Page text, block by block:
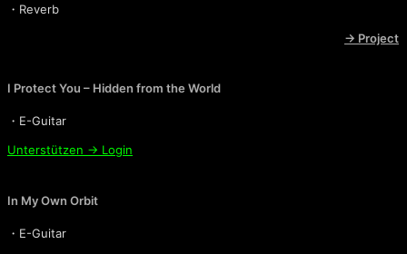
・Reverb
→ Project
I Protect You – Hidden from the World
・E-Guitar
Unterstützen → Login
In My Own Orbit
・E-Guitar